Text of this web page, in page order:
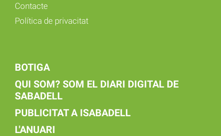
Contacte
Política de privacitat
BOTIGA
QUI SOM? SOM EL DIARI DIGITAL DE
SABADELL
PUBLICITAT A ISABADELL
L'ANUARI